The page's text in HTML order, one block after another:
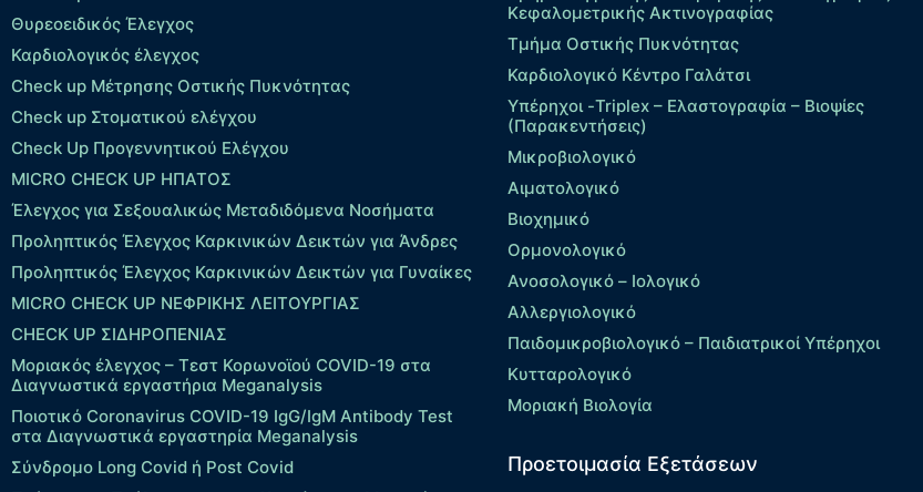
Θυρεοειδικός Έλεγχος
Καρδιολογικός έλεγχος
Check up Mέτρησης Οστικής Πυκνότητας
Check up Στοματικού ελέγχου
Check Up Προγεννητικού Ελέγχου
MICRO CHECK UP HΠΑΤΟΣ
Έλεγχος για Σεξουαλικώς Μεταδιδόμενα Νοσήματα
Προληπτικός Έλεγχος Καρκινικών Δεικτών για Άνδρες
Προληπτικός Έλεγχος Καρκινικών Δεικτών για Γυναίκες
MICRO CHECK UP ΝΕΦΡΙΚΗΣ ΛΕΙΤΟΥΡΓΙΑΣ
CHECK UP ΣΙΔΗΡΟΠΕΝΙΑΣ
Μοριακός έλεγχος – Τεστ Κορωνοϊού COVID-19 στα
Διαγνωστικά εργαστήρια Meganalysis
Ποιοτικό Coronavirus COVID-19 IgG/IgM Antibody Test
στα Διαγνωστικά εργαστηρία Meganalysis
Σύνδρομο Long Covid ή Post Covid
Κεφαλομετρικής Ακτινογραφίας
Τμήμα Οστικής Πυκνότητας
Καρδιολογικό Κέντρο Γαλάτσι
Υπέρηχοι -Triplex – Eλαστογραφία – Βιοψίες
(Παρακεντήσεις)
Μικροβιολογικό
Αιματολογικό
Βιοχημικό
Ορμονολογικό
Ανοσολογικό – Ιολογικό
Αλλεργιολογικό
Παιδομικροβιολογικό – Παιδιατρικοί Υπέρηχοι
Κυτταρολογικό
Μοριακή Βιολογία
Προετοιμασία Εξετάσεων